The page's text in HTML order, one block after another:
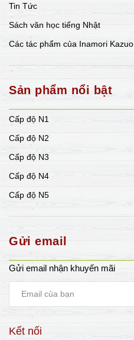
Tin Tức
Sách văn học tiếng Nhật
Các tác phẩm của Inamori Kazuo
Sản phẩm nổi bật
Cấp độ N1
Cấp độ N2
Cấp độ N3
Cấp độ N4
Cấp độ N5
Gửi email
Gửi email nhận khuyến mãi
Kết nối